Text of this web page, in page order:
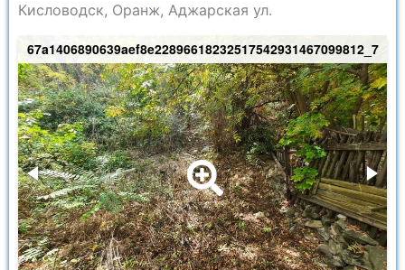
Кисловодск, Оранж, Аджарская ул.
67a1406890639aef8e22896618232517542931467099812_7